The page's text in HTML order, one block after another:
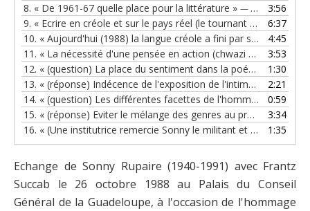
8. « De 1961-67 quelle place pour la littérature » — SONNY RUPAIRE
3:56
9. « Ecrire en créole et sur le pays réel (le tournant de mai 1967) »
6:37
10. « Aujourd'hui (1988) la langue créole a fini par s'imposer »
4:45
11. « La nécessité d'une pensée en action (chwazi ou mwazi) »
3:53
12. « (question) La place du sentiment dans la poésie de Rupaire »
1:30
13. « (réponse) Indécence de l'exposition de l'intime » — SONNY
2:21
14. « (question) Les différentes facettes de l'homme chez le poète »
0:59
15. « (réponse) Eviter le mélange des genres au profit des priorités »
3:34
16. « (Une institutrice remercie Sonny le militant et poète) » 1:35
Echange de Sonny Rupaire (1940-1991) avec Frantz
Succab le 26 octobre 1988au Palais du Conseil
Général de la Guadeloupe, à l'occasion de l'hommage